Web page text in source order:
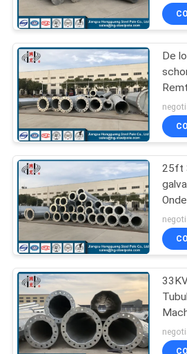
VERZOEK
OM EEN
CITAAT
SITEMAP
PRIVACYBELEID
Staal Pool
Staal
Pool
De
het
De
Pool
25ft